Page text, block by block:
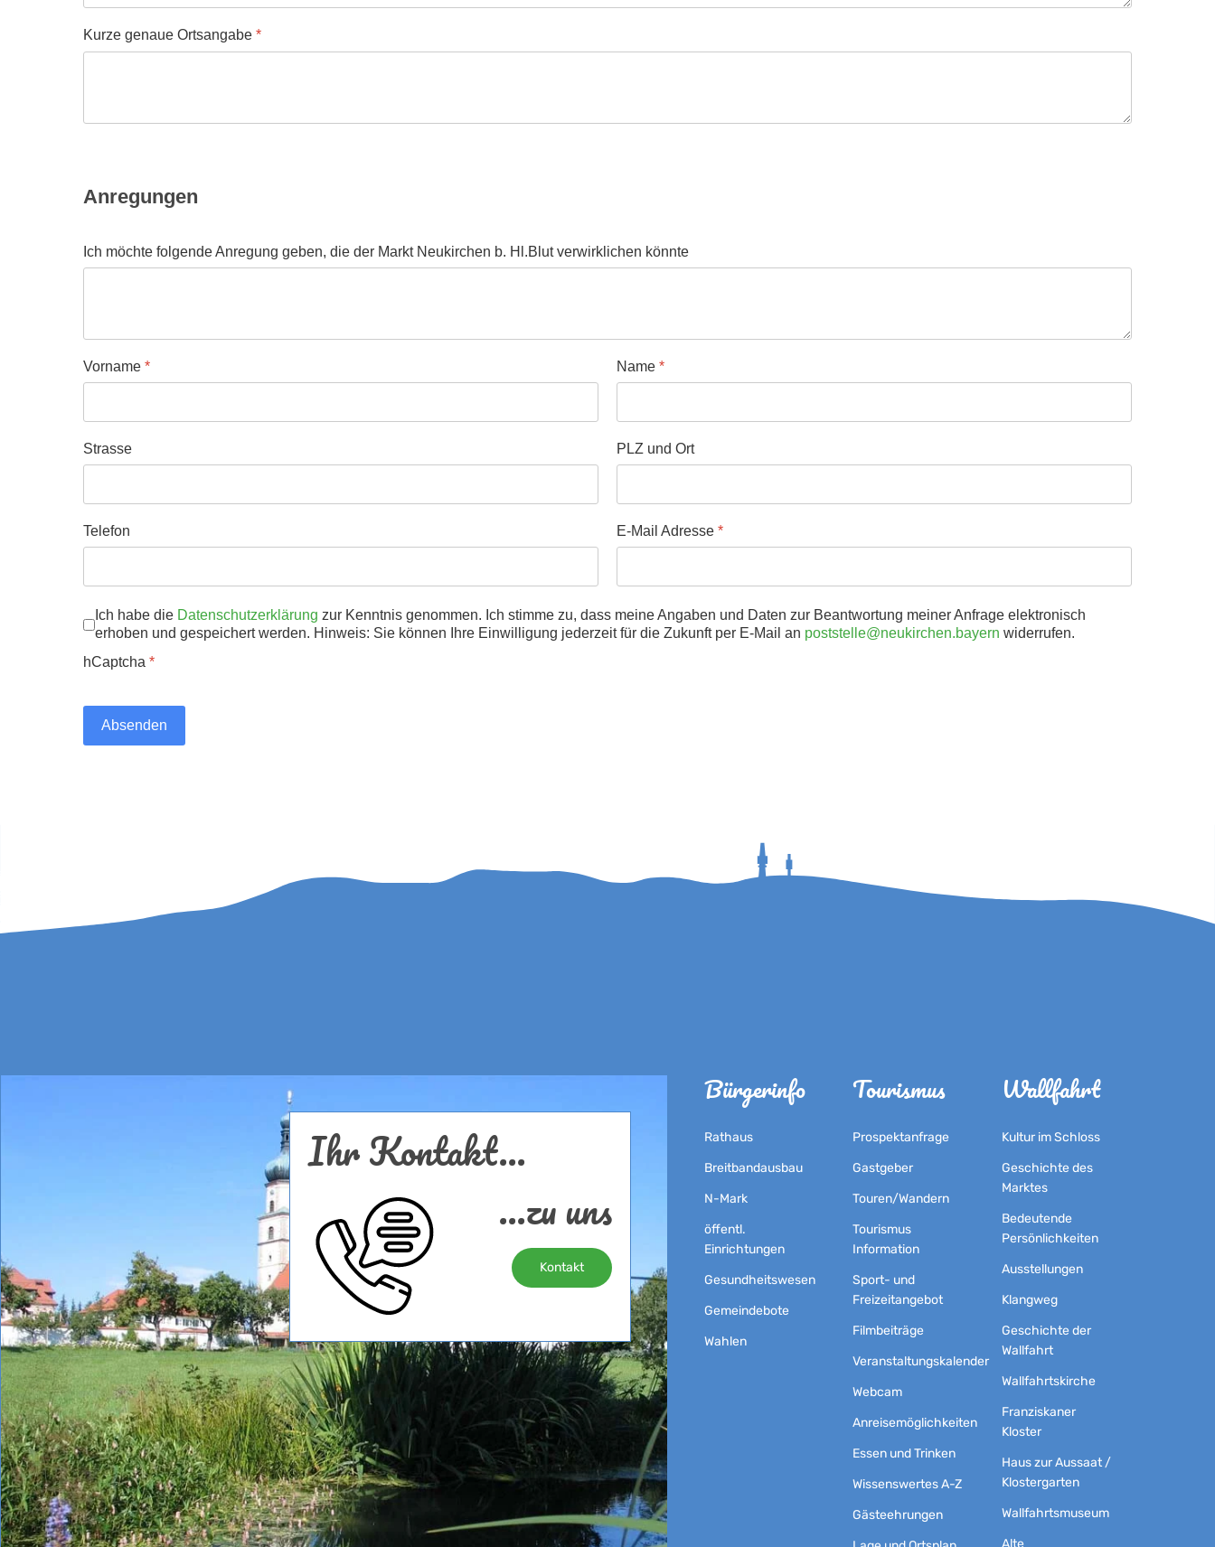
Kurze genaue Ortsangabe *
Anregungen
Ich möchte folgende Anregung geben, die der Markt Neukirchen b. Hl.Blut verwirklichen könnte
Vorname * Name *
Strasse PLZ und Ort
Telefon E-Mail Adresse *
Datenschutz*
Ich habe die Datenschutzerklärung zur Kenntnis genommen. Ich stimme zu, dass meine Angaben und Daten zur Beantwortung meiner Anfrage elektronisch
erhoben und gespeichert werden. Hinweis: Sie können Ihre Einwilligung jederzeit für die Zukunft per E-Mail an poststelle@neukirchen.bayern widerrufen.
hCaptcha *
Absenden
Ihr Kontakt...
...zu uns
Kontakt
Bürgerinfo
Rathaus
Breitbandausbau
N-Mark
öffentl.
Einrichtungen
Gesundheitswesen
Gemeindebote
Wahlen
Tourismus
Prospektanfrage
Gastgeber
Touren/Wandern
Tourismus
Information
Sport- und
Freizeitangebot
Filmbeiträge
Veranstaltungskalender
Webcam
Anreisemöglichkeiten
Essen und Trinken
Wissenswertes A-Z
Gästeehrungen
Wallfahrt
Kultur im Schloss
Geschichte des
Marktes
Bedeutende
Persönlichkeiten
Ausstellungen
Klangweg
Geschichte der
Wallfahrt
Wallfahrtskirche
Franziskaner
Kloster
Haus zur Aussaat /
Klostergarten
Wallfahrtsmuseum
Alte